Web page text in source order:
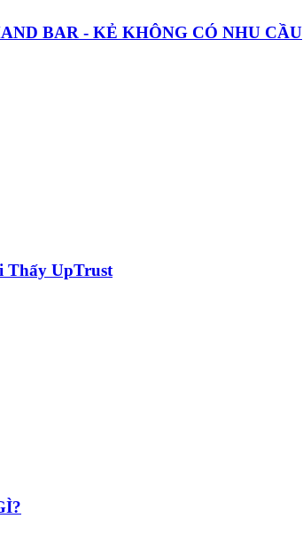
BAR - KẺ KHÔNG CÓ NHU CẦU
Thấy UpTrust